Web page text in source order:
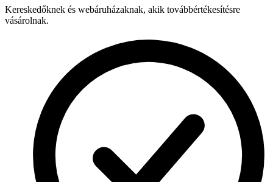
Kereskedőknek és webáruházaknak, akik továbbértékesítésre
vásárolnak.